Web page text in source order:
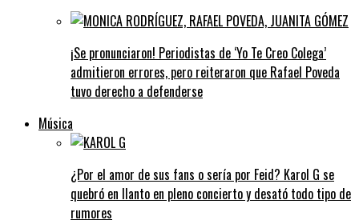
¡Se pronunciaron! Periodistas de ‘Yo Te Creo Colega’
admitieron errores, pero reiteraron que Rafael Poveda
tuvo derecho a defenderse
Música
¿Por el amor de sus fans o sería por Feid? Karol G se
quebró en llanto en pleno concierto y desató todo tipo de
rumores